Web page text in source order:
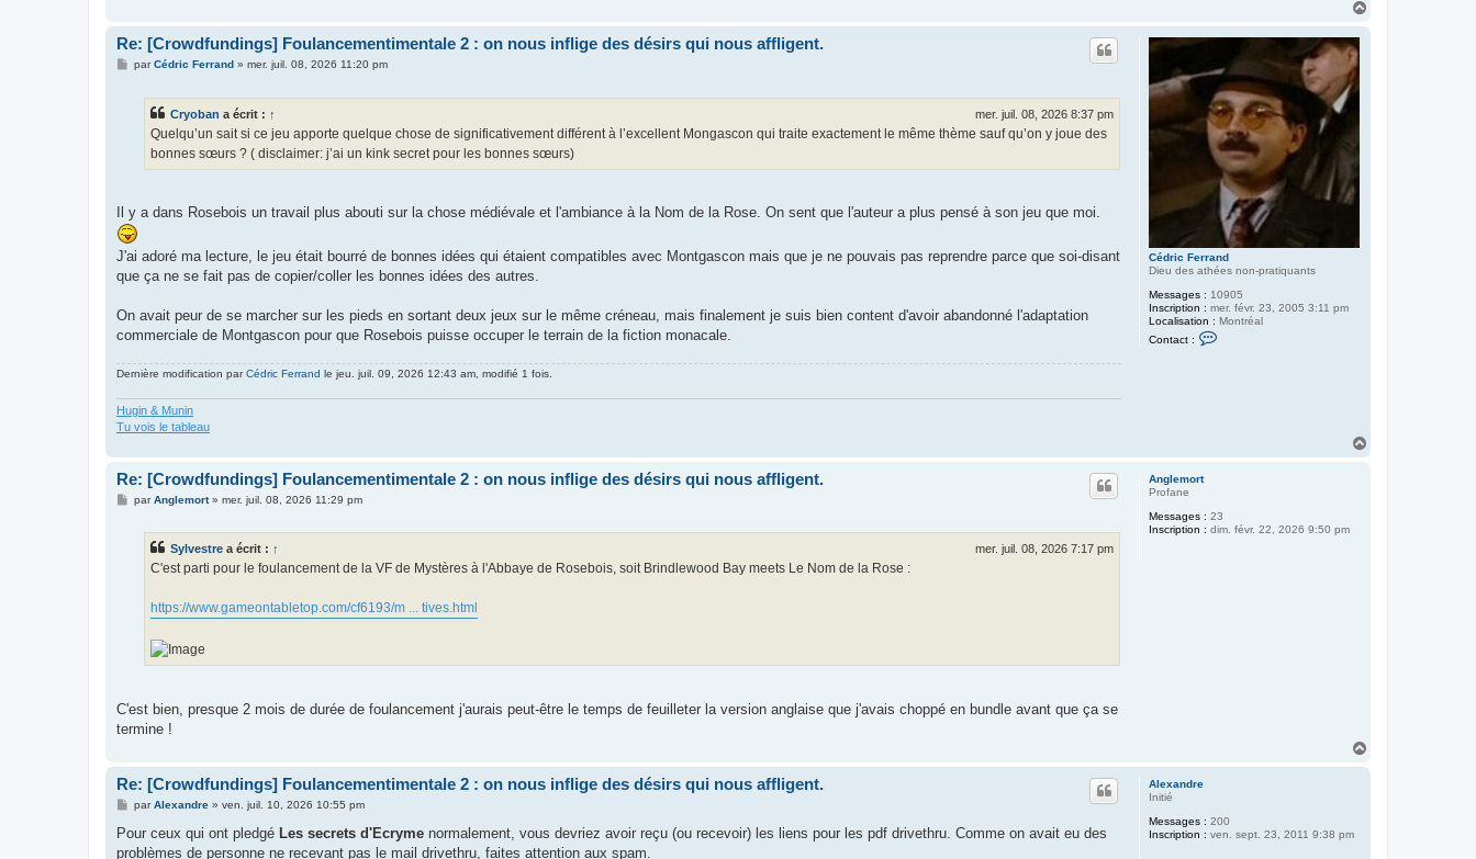
a
c
e
Q
u
i
R
e
i
e
d
e
L
o
i
n
Cédric Ferrand
Dieu des athées non-pratiquants
Messages : 10905
Inscription : mer. févr. 23, 2005 3:11 pm
Localisation : Montréal
Contact :
c
F
Re: [Crowdfundings] Foulancementimentale 2 : on nous inflige des désirs qui nous affligent.
MparCédric Ferrand» mer. juil. 08, 2026 11:20 pm
Cryoban a écrit : ↑ mer. juil. 08, 2026 8:37 pm
Quelqu’un sait si ce jeu apporte quelque chose de significativement différent à l’excellent Mongascon qui traite exactement le même thème sauf qu’on y joue des
bonnes sœurs ? ( disclaimer: j’ai un kink secret pour les bonnes sœurs)
Il y a dans Rosebois un travail plus abouti sur la chose médiévale et l'ambiance à la Nom de la Rose. On sent que l'auteur a plus pensé à son jeu que moi.
J'ai adoré ma lecture, le jeu était bourré de bonnes idées qui étaient compatibles avec Montgascon mais que je ne pouvais pas reprendre parce que soi-disant
que ça ne se fait pas de copier/coller les bonnes idées des autres.
On avait peur de se marcher sur les pieds en sortant deux jeux sur le même créneau, mais finalement je suis bien content d'avoir abandonné l'adaptation
commerciale de Montgascon pour que Rosebois puisse occuper le terrain de la fiction monacale.
Dernière modification parCédric Ferrand le jeu. juil. 09, 2026 12:43 am, modifié 1 fois.
Hugin & Munin
Tu vois le tableau
Anglemort
Profane
Messages : 23
Inscription : dim. févr. 22, 2026 9:50 pm
Re: [Crowdfundings] Foulancementimentale 2 : on nous inflige des désirs qui nous affligent.
MparAnglemort» mer. juil. 08, 2026 11:29 pm
Sylvestre a écrit : ↑ mer. juil. 08, 2026 7:17 pm
C'est parti pour le foulancement de la VF de Mystères à l'Abbaye de Rosebois, soit Brindlewood Bay meets Le Nom de la Rose :
https://www.gameontabletop.com/cf6193/m ... tives.html
C'est bien, presque 2 mois de durée de foulancement j'aurais peut-être le temps de feuilleter la version anglaise que j'avais choppé en bundle avant que ça se
termine !
Alexandre
Initié
Messages : 200
Inscription : ven. sept. 23, 2011 9:38 pm
Re: [Crowdfundings] Foulancementimentale 2 : on nous inflige des désirs qui nous affligent.
M
s
a
parAlexandre» ven. juil. 10, 2026 10:55 pm
Pour ceux qui ont pledgé Les secrets d'Ecryme normalement, vous devriez avoir reçu (ou recevoir) les liens pour les pdf drivethru. Comme on avait eu des
problèmes de personne ne recevant pas le mail drivethru, faites attention aux spam.